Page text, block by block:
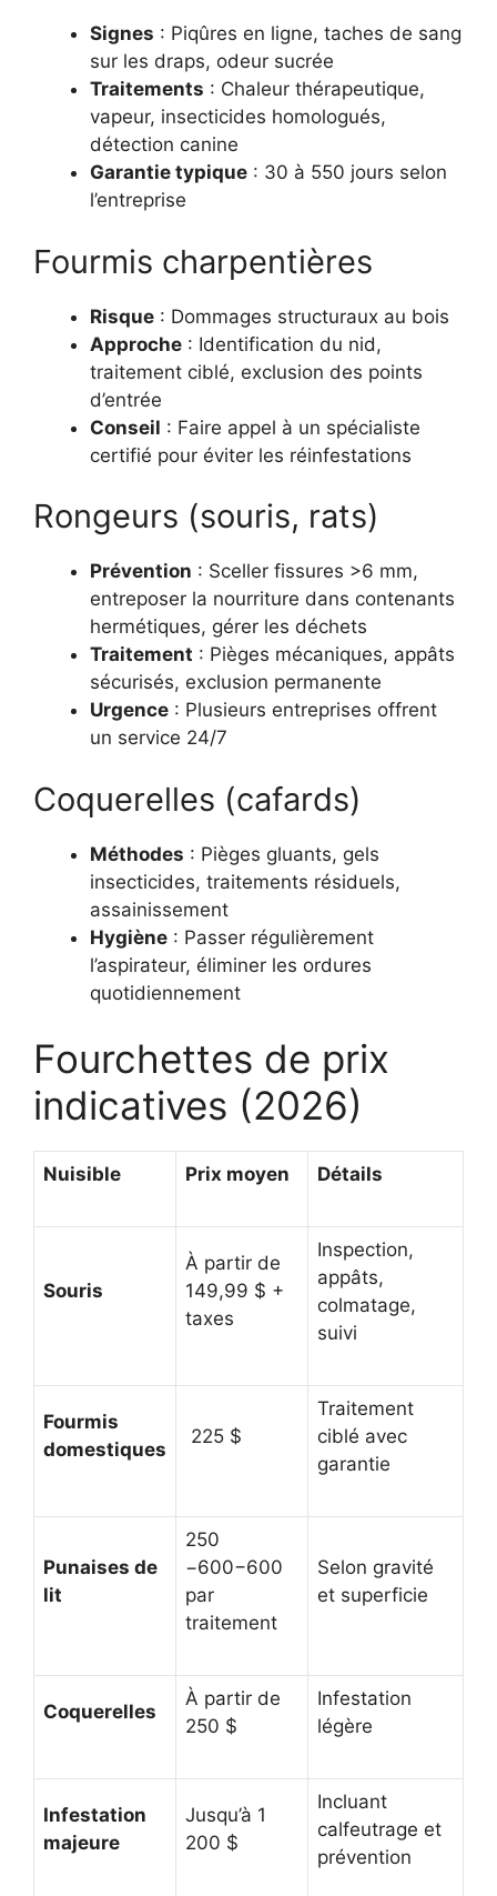
Signes : Piqûres en ligne, taches de sang
sur les draps, odeur sucrée
Traitements : Chaleur thérapeutique,
vapeur, insecticides homologués,
détection canine
Garantie typique : 30 à 550 jours selon
l’entreprise
Fourmis charpentières
Risque : Dommages structuraux au bois
Approche : Identification du nid,
traitement ciblé, exclusion des points
d’entrée
Conseil : Faire appel à un spécialiste
certifié pour éviter les réinfestations
Rongeurs (souris, rats)
Prévention : Sceller fissures >6 mm,
entreposer la nourriture dans contenants
hermétiques, gérer les déchets
Traitement : Pièges mécaniques, appâts
sécurisés, exclusion permanente
Urgence : Plusieurs entreprises offrent
un service 24/7
Coquerelles (cafards)
Méthodes : Pièges gluants, gels
insecticides, traitements résiduels,
assainissement
Hygiène : Passer régulièrement
l’aspirateur, éliminer les ordures
quotidiennement
Fourchettes de prix
indicatives (2026)
Nuisible Prix moyen Détails
Souris
À partir de
149,99 $ +
taxes
Inspection,
appâts,
colmatage,
suivi
Fourmis
domestiques
225 $
Traitement
ciblé avec
garantie
Punaises de
lit
250
−600−600
par
traitement
Selon gravité
et superficie
Coquerelles
À partir de
250 $
Infestation
légère
Infestation
majeure
Jusqu’à 1
200 $
Incluant
calfeutrage et
prévention